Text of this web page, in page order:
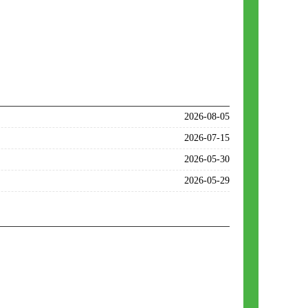
2026-08-05
2026-07-15
2026-05-30
2026-05-29